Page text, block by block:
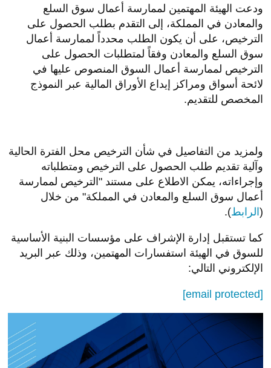
ودعت الهيئة المهتمين لممارسة أعمال سوق السلع
والمعادن في المملكة، إلى التقدم بطلب الحصول على
الترخيص، على أن يكون الطلب محدداً لممارسة أعمال
سوق السلع والمعادن وفقاً لمتطلبات الحصول على
الترخيص لممارسة أعمال السوق المنصوص عليها في
لائحة أسواق ومراكز إيداع الأوراق المالية عبر النموذج
المخصص للتقديم.
ولمزيد من التفاصيل في شأن الترخيص محل الفترة الحالية
وآلية تقديم طلب الحصول على الترخيص ومتطلباته
وإجراءاته، يمكن الاطلاع على مستند "الترخيص لممارسة
أعمال سوق السلع والمعادن في المملكة" من خلال
(الرابط).
كما تستقبل إدارة الإشراف على مؤسسات البنية الأساسية
للسوق في الهيئة استفسارات المهتمين، وذلك عبر البريد
الإلكتروني التالي:
[email protected]